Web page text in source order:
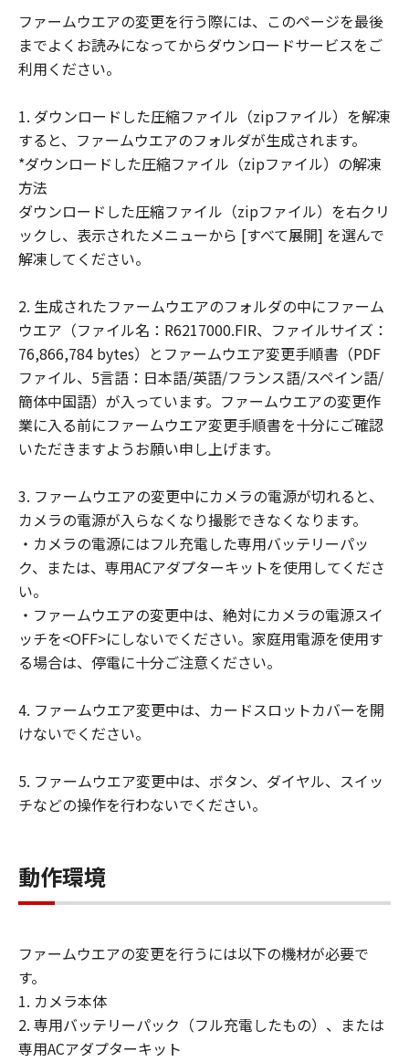
載されたウェブページに記載されたオープ
ンソースソフトウェアの使用条件がそれぞ
れ適用されます。
制限
(1) 「本契約」に明示的に定める場合を除
き、お客様は、「許諾ソフトウェア」を複
製、または第三者に再使用許諾、譲渡、販
売、頒布、賃貸、リースもしくは貸与する
ことはできません。
(2) お客様は、「許諾ソフトウェア」の全
逆コンパイル、逆アセンブル、その他リバ
ースエンジニアリング等することはできま
せん。また第三者にこのような行為をさせ
てはなりません。
帰属
「許諾ソフトウェア」に係る知的財産権
は、その内容によりキヤノンまたはキヤノ
著作権表示
お客様は、「許諾ソフトウェア」に含まれ
るキヤノンまたはキヤノンのライセンサー
の著作権表示を変更し、除去しまたは削除
してはなりません。
サポートおよびアップグレード
キヤノン、キヤノンの子会社、キヤノンの
店、ならびにキヤノンのライセンサーは、
「許諾ソフトウェア」のメンテナンスおよ
用を支援することに、並びに「許諾ソフト
ウェア」に対するアップデート、バグの修
輸出
お客様は、日本国政府または該当国の政府
諾ソフトウェア」の全部または一部を、直
保証の否認・免責
(1) 「許諾ソフトウェア」は、『現状有
ファームウエアの変更を行う際には、このページを最後
までよくお読みになってからダウンロードサービスをご
利用ください。
1. ダウンロードした圧縮ファイル（zipファイル）を解凍
すると、ファームウエアのフォルダが生成されます。
*ダウンロードした圧縮ファイル（zipファイル）の解凍
方法
ダウンロードした圧縮ファイル（zipファイル）を右クリ
ックし、表示されたメニューから [すべて展開] を選んで
解凍してください。
2. 生成されたファームウエアのフォルダの中にファーム
ウエア（ファイル名：R6217000.FIR、ファイルサイズ：
76,866,784 bytes）とファームウエア変更手順書（PDF
ファイル、5言語：日本語/英語/フランス語/スペイン語/
簡体中国語）が入っています。ファームウエアの変更作
業に入る前にファームウエア変更手順書を十分にご確認
いただきますようお願い申し上げます。
3. ファームウエアの変更中にカメラの電源が切れると、
カメラの電源が入らなくなり撮影できなくなります。
・カメラの電源にはフル充電した専用バッテリーパッ
ク、または、専用ACアダプターキットを使用してくださ
い。
・ファームウエアの変更中は、絶対にカメラの電源スイ
ッチを<OFF>にしないでください。家庭用電源を使用す
る場合は、停電に十分ご注意ください。
4. ファームウエア変更中は、カードスロットカバーを開
けないでください。
5. ファームウエア変更中は、ボタン、ダイヤル、スイッ
チなどの操作を行わないでください。
動作環境
ファームウエアの変更を行うには以下の機材が必要で
す。
1. カメラ本体
2. 専用バッテリーパック（フル充電したもの）、または
専用ACアダプターキット